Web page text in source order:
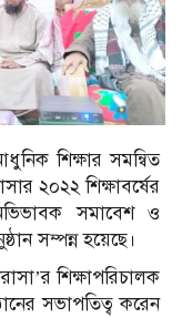
শিক্ষার সমন্বিত
২০২২ শিক্ষাবর্ষের
সমাবেশ ও
সম্পন্ন হয়েছে।
শিক্ষাপরিচালক
সভাপতিত্ব করেন